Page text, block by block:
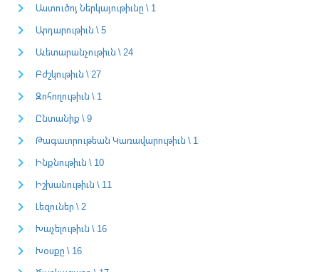
Աստուծոյ Ներկայութիւնը \ 1
Արդարութիւն \ 5
Աւետարանչութիւն \ 24
Բժշկութիւն \ 27
Զոհողութիւն \ 1
Ընտանիք \ 9
Թագաւորութեան Կառավարութիւն \ 1
Ինքնութիւն \ 10
Իշխանութիւն \ 11
Լեզուներ \ 2
Խաչելութիւն \ 16
Խօսքը \ 16